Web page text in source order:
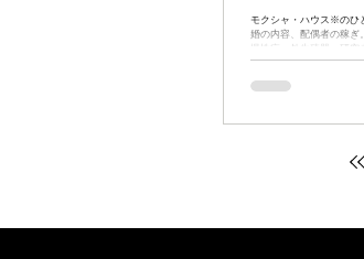
モクシャ・ハウス※のひ
婚の内容、配偶者の稼ぎ
慢性病、外生殖器。研
わす。 （例）5-8のコ